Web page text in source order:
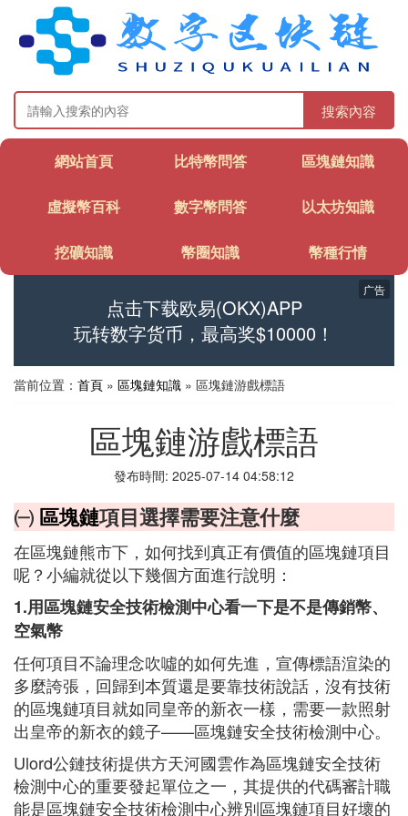
搜索內容
網站首頁 比特幣問答 區塊鏈知識
虛擬幣百科 數字幣問答 以太坊知識
挖礦知識 幣圈知識 幣種行情
点击下载欧易(OKX)APP
玩转数字货币，最高奖$10000！
广告
當前位置： 首頁 » 區塊鏈知識 » 區塊鏈游戲標語
區塊鏈游戲標語
發布時間: 2025-07-14 04:58:12
㈠ 區塊鏈項目選擇需要注意什麼
在區塊鏈熊市下，如何找到真正有價值的區塊鏈項目
呢？小編就從以下幾個方面進行說明：
1.用區塊鏈安全技術檢測中心看一下是不是傳銷幣、
空氣幣
任何項目不論理念吹噓的如何先進，宣傳標語渲染的
多麼誇張，回歸到本質還是要靠技術說話，沒有技術
的區塊鏈項目就如同皇帝的新衣一樣，需要一款照射
出皇帝的新衣的鏡子——區塊鏈安全技術檢測中心。
Ulord公鏈技術提供方天河國雲作為區塊鏈安全技術
檢測中心的重要發起單位之一，其提供的代碼審計職
能是區塊鏈安全技術檢測中心辨別區塊鏈項目好壞的